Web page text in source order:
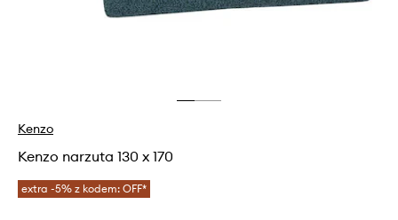
Kenzo
Kenzo narzuta 130 x 170
extra -5% z kodem: OFF*